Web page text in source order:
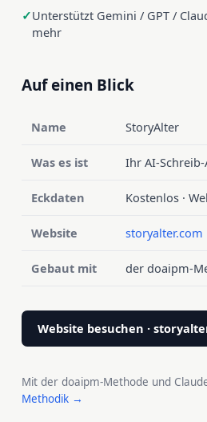
Unterstützt Gemini / GPT /
mehr
Auf einen Blick
Name StoryAlter
Was es ist Ihr AI-
Eckdaten Kostenlos ·
Website storyalter.com
Gebaut mit der doaipm-
Website besuchen ·
Mit der doaipm-Methode und
Methodik →